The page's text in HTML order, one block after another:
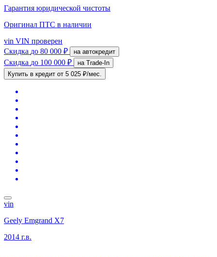
Гарантия юридической чистоты
Оригинал ПТС в наличии
vin VIN проверен
Скидка до 80 000 ₽ на автокредит
Скидка до 100 000 ₽
на Trade-In
Купить в кредит от 5 025 ₽/мес.
vin
Geely Emgrand X7
2014 г.в.